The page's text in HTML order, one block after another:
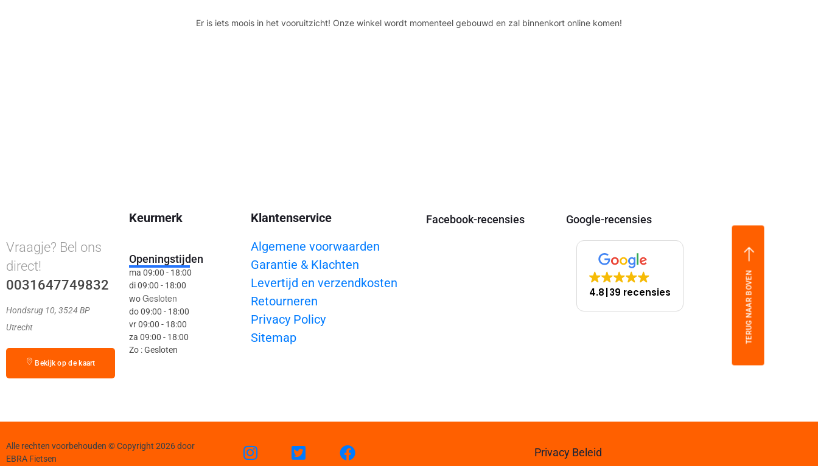
Er is iets moois in het vooruitzicht! Onze winkel wordt momenteel gebouwd en zal binnenkort online komen!
Vraagje? Bel ons
direct!
0031647749832
Hondsrug 10, 3524 BP
Utrecht
Bekijk op de kaart
Keurmerk
Openingstijden
ma 09:00 - 18:00
di 09:00 - 18:00
woGesloten
do 09:00 - 18:00
vr 09:00 - 18:00
za 09:00 - 18:00
Zo : Gesloten
Klantenservice
Algemene voorwaarden
Garantie & Klachten
Levertijd en verzendkosten
Retourneren
Privacy Policy
Sitemap
Facebook-recensies Google-recensies
4.8 39 recensies TERUG NAAR BOVEN
Alle rechten voorbehouden © Copyright 2026 door
EBRA Fietsen
Privacy Beleid